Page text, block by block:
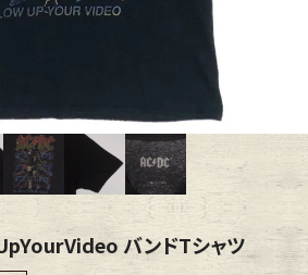
Outer
Fafatt
商品カテゴリーから探す
バンドTシャツ